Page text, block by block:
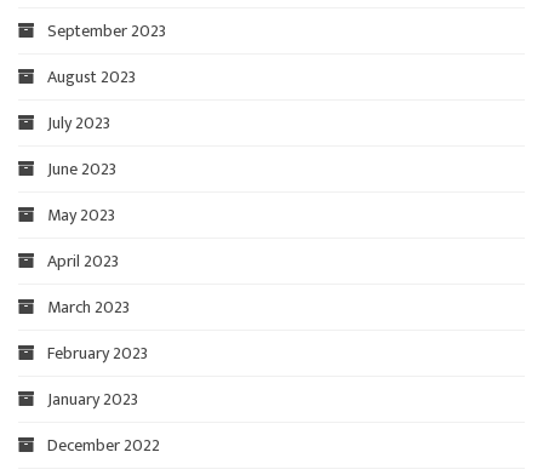
September 2023
August 2023
July 2023
June 2023
May 2023
April 2023
March 2023
February 2023
January 2023
December 2022